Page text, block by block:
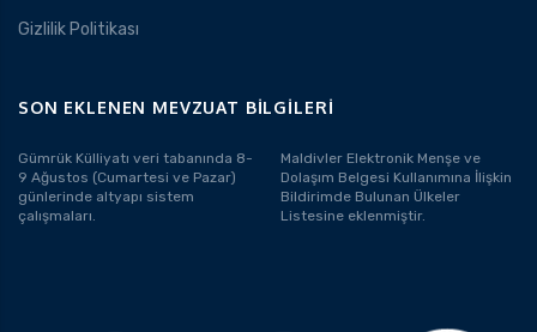
Gizlilik Politikası
SON EKLENEN MEVZUAT BILGILERI
Gümrük Külliyatı veri tabanında 8-
9 Ağustos (Cumartesi ve Pazar)
günlerinde altyapı sistem
çalışmaları.
Maldivler Elektronik Menşe ve
Dolaşım Belgesi Kullanımına İlişkin
Bildirimde Bulunan Ülkeler
Listesine eklenmiştir.